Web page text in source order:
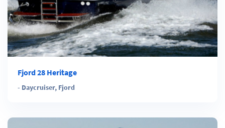
Fjord 28 Heritage
- Daycruiser, Fjord